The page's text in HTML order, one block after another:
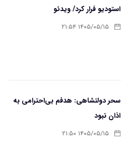
استودیو فرار کرد/ ویدئو
۱۴۰۵/۰۵/۱۵ ۲۱:۵۴
سحر دولتشاهی: هدفم بی‌احترامی به
اذان نبود
۱۴۰۵/۰۵/۱۵ ۲۱:۵۰